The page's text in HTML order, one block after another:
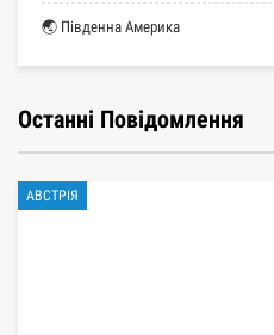
🌏 Південна Америка
Останні Повідомлення
АВСТРІЯ